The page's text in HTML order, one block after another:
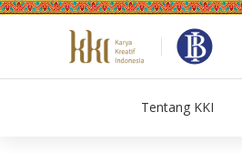
Tentang KKI